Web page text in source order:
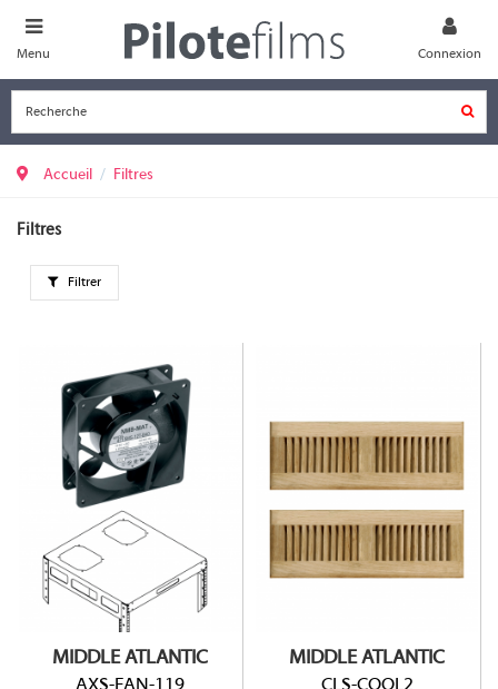
Menu Connexion
Accueil Filtres
Filtres
Filtrer
MIDDLE ATLANTIC
AXS-FAN-119
MIDDLE ATLANTIC
CLS-COOL2
HxL : 146 x 399mm
220V